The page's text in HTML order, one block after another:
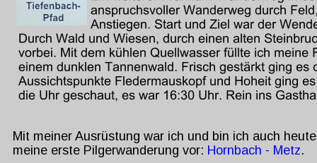
Mit meiner Ausrüstung war ich und bin ich auch
meine erste Pilgerwanderung vor: Hornbach - Metz.